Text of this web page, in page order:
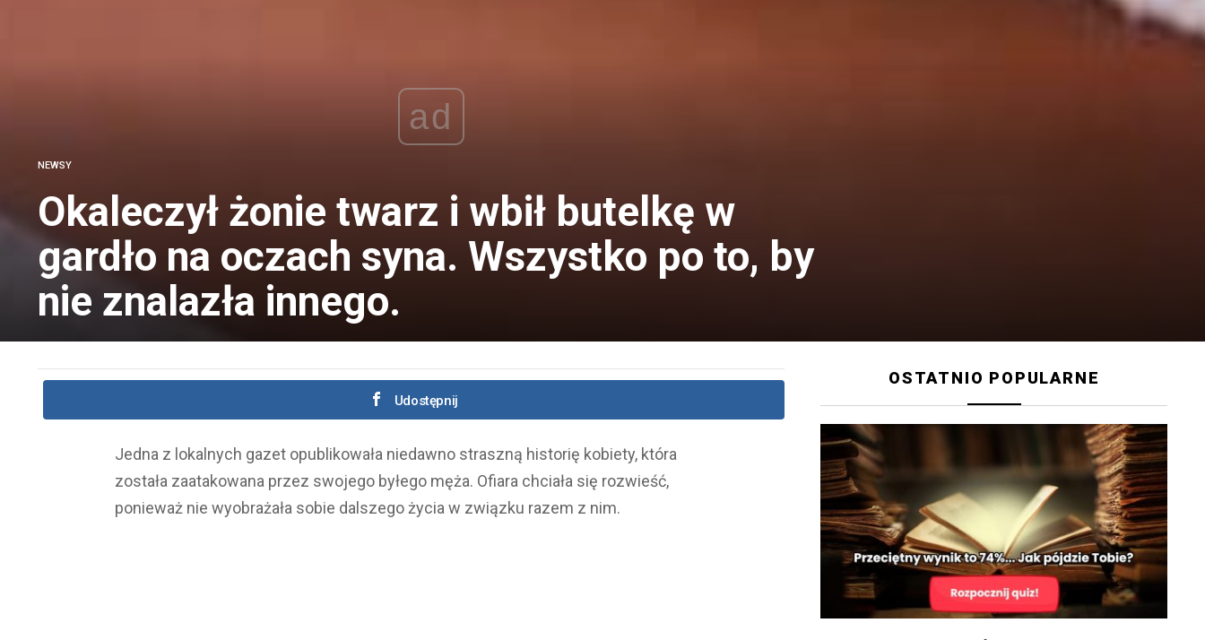
ad
NEWSY
Okaleczył żonie twarz i wbił butelkę w
gardło na oczach syna. Wszystko po to, by
nie znalazła innego.
Udostępnij
Jedna z lokalnych gazet opublikowała niedawno straszną historię kobiety, która
została zaatakowana przez swojego byłego męża. Ofiara chciała się rozwieść,
ponieważ nie wyobrażała sobie dalszego życia w związku razem z nim.
OSTATNIO POPULARNE